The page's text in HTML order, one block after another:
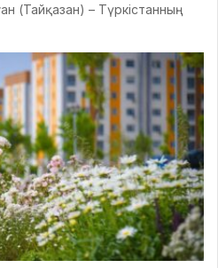
(Тайқазан) – Түркістанның